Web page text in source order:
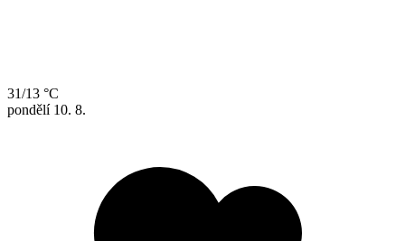
31/13 °C
pondělí 10. 8.